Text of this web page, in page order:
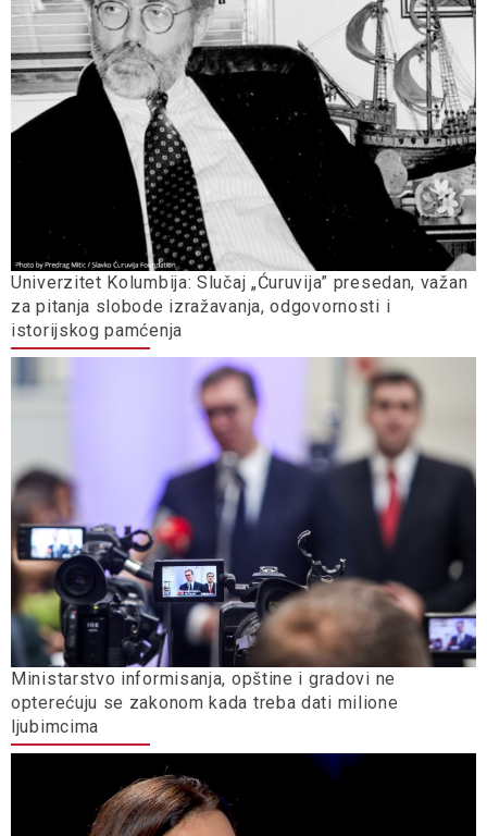
Univerzitet Kolumbija: Slučaj „Ćuruvija” presedan, važan
za pitanja slobode izražavanja, odgovornosti i
istorijskog pamćenja
Ministarstvo informisanja, opštine i gradovi ne
opterećuju se zakonom kada treba dati milione
ljubimcima